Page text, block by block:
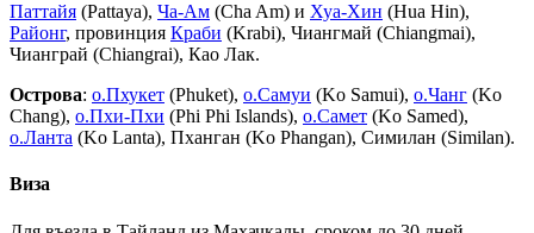
Паттайя (Pattaya), Ча-Ам (Cha Am) и Хуа-Хин (Hua Hin),
Районг, провинция Краби (Krabi), Чиангмай (Chiangmai),
Чианграй (Chiangrai), Као Лак.
Острова: о.Пхукет (Phuket), о.Самуи (Ko Samui), о.Чанг (Ko
Chang), о.Пхи-Пхи (Phi Phi Islands), о.Самет (Ko Samed),
о.Ланта (Ko Lanta), Пханган (Ko Phangan), Симилан (Similan).
Виза